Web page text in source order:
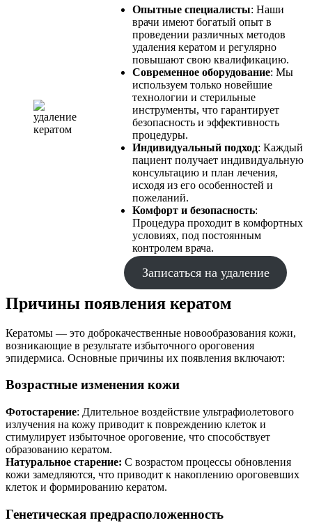
Опытные специалисты: Наши
врачи имеют богатый опыт в
проведении различных методов
удаления кератом и регулярно
повышают свою квалификацию.
Современное оборудование: Мы
используем только новейшие
технологии и стерильные
инструменты, что гарантирует
безопасность и эффективность
процедуры.
Индивидуальный подход: Каждый
пациент получает индивидуальную
консультацию и план лечения,
исходя из его особенностей и
пожеланий.
Комфорт и безопасность:
Процедура проходит в комфортных
условиях, под постоянным
контролем врача.
Записаться на удаление
Причины появления кератом
Кератомы — это доброкачественные новообразования кожи,
возникающие в результате избыточного ороговения
эпидермиса. Основные причины их появления включают:
Возрастные изменения кожи
Фотостарение: Длительное воздействие ультрафиолетового
излучения на кожу приводит к повреждению клеток и
стимулирует избыточное ороговение, что способствует
образованию кератом.
Натуральное старение: С возрастом процессы обновления
кожи замедляются, что приводит к накоплению ороговевших
клеток и формированию кератом.
Генетическая предрасположенность